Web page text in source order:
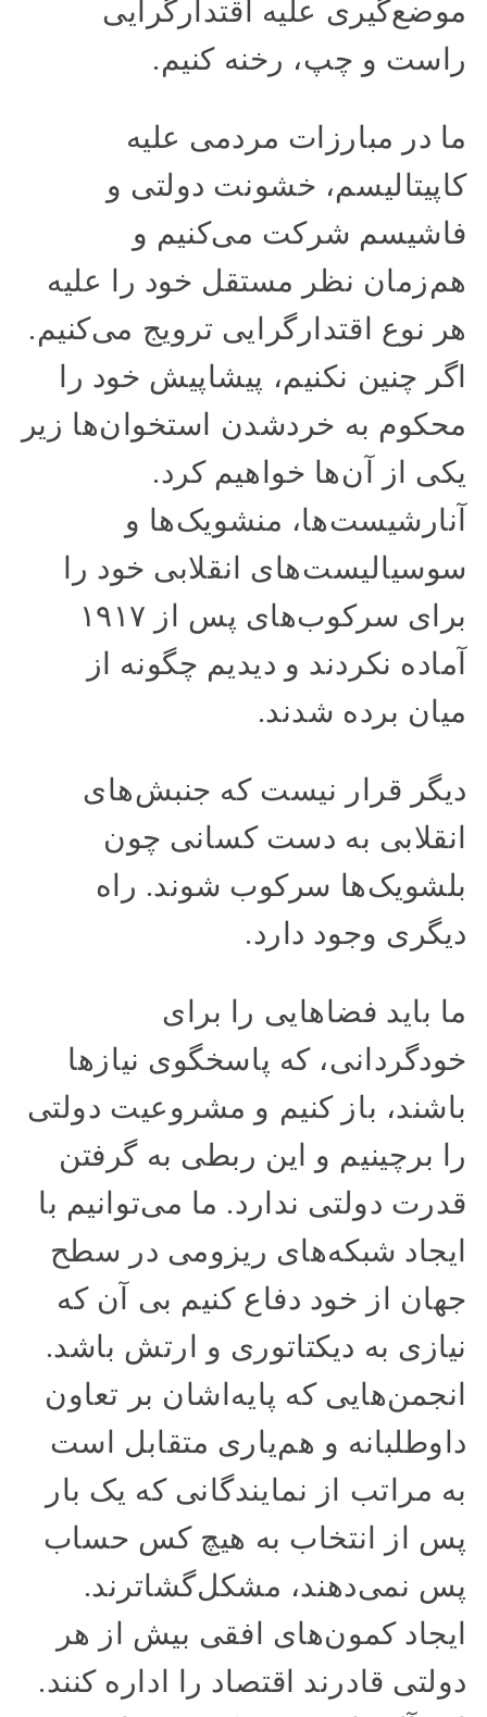
موضع‌گیری علیه اقتدارگرایی
راست و چپ، رخنه کنیم.
ما در مبارزات مردمی علیه
کاپیتالیسم، خشونت دولتی و
فاشیسم شرکت می‌کنیم و
هم‌زمان نظر مستقل خود را علیه
هر نوع اقتدارگرایی ترویج می‌کنیم.
اگر چنین نکنیم، پیشاپیش خود را
محکوم به خردشدن استخوان‌ها زیر
یکی از آن‌ها خواهیم کرد.
آنارشیست‌ها، منشویک‌ها و
سوسیالیست‌های انقلابی خود را
برای سرکوب‌های پس از ۱۹۱۷
آماده نکردند و دیدیم چگونه از
میان برده شدند.
دیگر قرار نیست که جنبش‌های
انقلابی به دست کسانی چون
بلشویک‌ها سرکوب شوند. راه
دیگری وجود دارد.
ما باید فضاهایی را برای
خودگردانی، که پاسخگوی نیازها
باشند، باز کنیم و مشروعیت دولتی
را برچینیم و این ربطی به گرفتن
قدرت دولتی ندارد. ما می‌توانیم با
ایجاد شبکه‌های ریزومی در سطح
جهان از خود دفاع کنیم بی آن که
نیازی به دیکتاتوری و ارتش باشد.
انجمن‌هایی که پایه‌اشان بر تعاون
داوطلبانه و هم‌یاری متقابل است
به مراتب از نمایندگانی که یک بار
پس از انتخاب به هیچ کس حساب
پس نمی‌دهند، مشکل‌گشاترند.
ایجاد کمون‌های افقی بیش از هر
دولتی قادرند اقتصاد را اداره کنند.